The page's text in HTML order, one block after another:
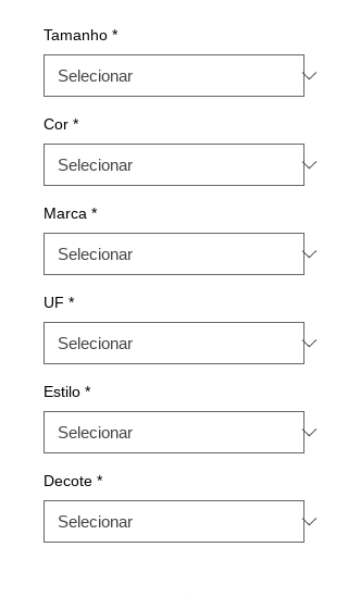
Tamanho *
Cor *
Marca *
UF *
Estilo *
Decote *